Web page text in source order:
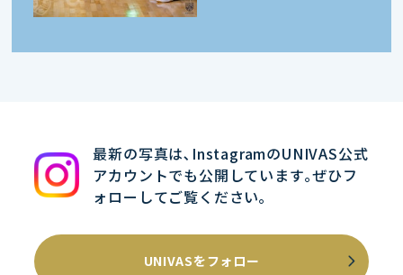
最新の写真は､InstagramのUNIVAS公式
アカウントでも公開しています｡ぜひフ
ォローしてご覧ください｡
UNIVASをフォロー